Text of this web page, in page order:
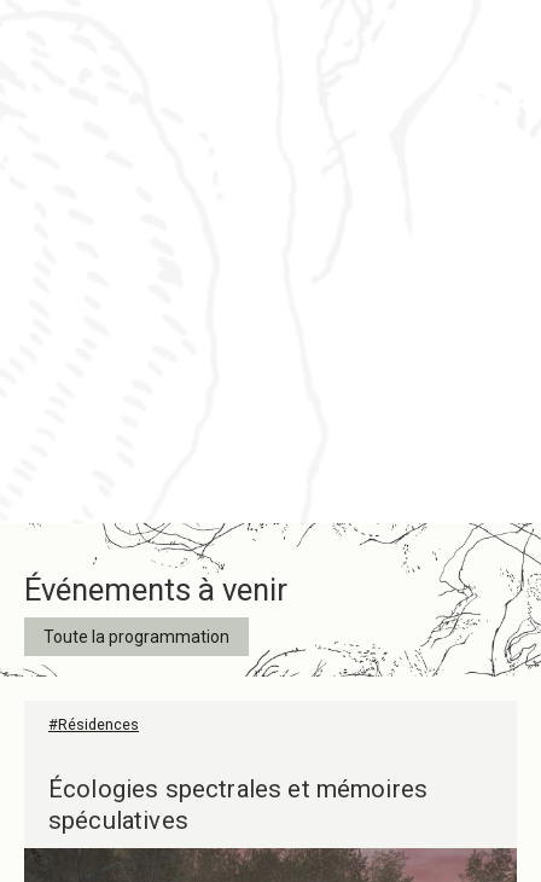
Événements à venir
Toute la programmation
#Résidences
Écologies spectrales et mémoires
spéculatives